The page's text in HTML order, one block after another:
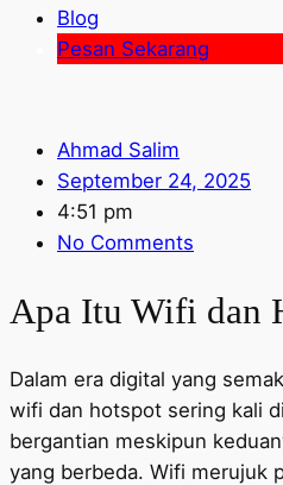
Blog
Pesan Sekarang
Ahmad Salim
September 24, 2025
4:51 pm
No Comments
Apa Itu Wifi dan
Dalam era digital yang
wifi dan hotspot sering kali
bergantian meskipun
yang berbeda. Wifi merujuk